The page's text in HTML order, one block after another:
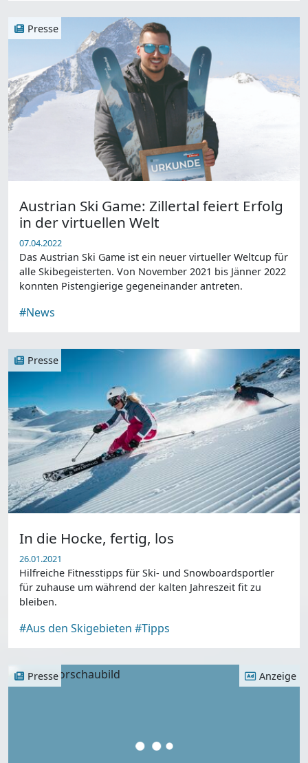
Presse
Austrian Ski Game: Zillertal feiert Erfolg
in der virtuellen Welt
07.04.2022
Das Austrian Ski Game ist ein neuer virtueller Weltcup für
alle Skibegeisterten. Von November 2021 bis Jänner 2022
konnten Pistengierige gegeneinander antreten.
#News
Presse
In die Hocke, fertig, los
26.01.2021
Hilfreiche Fitnesstipps für Ski- und Snowboardsportler
für zuhause um während der kalten Jahreszeit fit zu
bleiben.
#Aus den Skigebieten #Tipps
Presse Anzeige